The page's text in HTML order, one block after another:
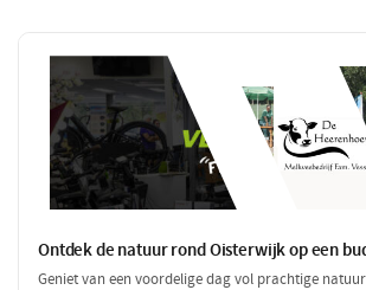
Ontdek de natuur rond Oisterwijk op een
Geniet van een voordelige dag vol prachtige